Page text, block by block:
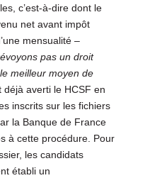
c’est-à-dire dont le
net avant impôt
mensualité –
pas un droit
meilleur moyen de
déjà averti le HCSF en
inscrits sur les fichiers
la Banque de France
à cette procédure. Pour
les candidats
établi un